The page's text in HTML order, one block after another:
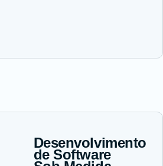
Desenvolvimento
de Software